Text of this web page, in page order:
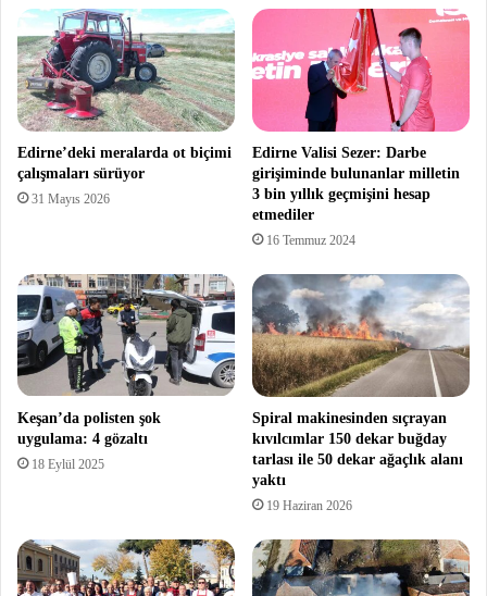
Edirne’deki meralarda ot biçimi
çalışmaları sürüyor
31 Mayıs 2026
Edirne Valisi Sezer: Darbe
girişiminde bulunanlar milletin
3 bin yıllık geçmişini hesap
etmediler
16 Temmuz 2024
Keşan’da polisten şok
uygulama: 4 gözaltı
18 Eylül 2025
Spiral makinesinden sıçrayan
kıvılcımlar 150 dekar buğday
tarlası ile 50 dekar ağaçlık alanı
yaktı
19 Haziran 2026